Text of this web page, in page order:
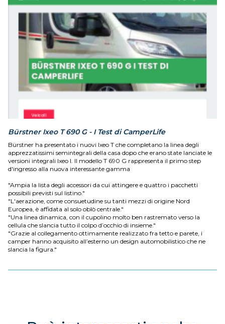
Bürstner Ixeo T 690 G - I Test di CamperLife
Bürstner ha presentato i nuovi Ixeo T che completano la linea degli
apprezzatissimi semintegrali della casa dopo che erano state lanciate le
versioni integrali Ixeo I. Il modello T 690 G rappresenta il primo step
d'ingresso alla nuova interessante gamma
"Ampia la lista degli accessori da cui attingere e quattro i pacchetti
possibili previsti sul listino."
"L'aerazione, come consuetudine su tanti mezzi di origine Nord
Europea, è affidata al solo oblò centrale."
"Una linea dinamica, con il cupolino molto ben rastremato verso la
cellula che slancia tutto il colpo d’occhio di insieme."
"Grazie al collegamento ottimamente realizzato fra tetto e parete, i
camper hanno acquisito all’esterno un design automobilistico che ne
slancia la figura."